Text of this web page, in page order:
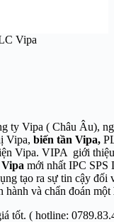
Vipa
ty Vipa ( Châu Âu),
Vipa, biến tần Vipa,
Vipa. VIPA giới
mới nhất IPC SPS
tạo ra sự tin cậy đối
hành và chẩn đoán một
tốt. ( hotline: